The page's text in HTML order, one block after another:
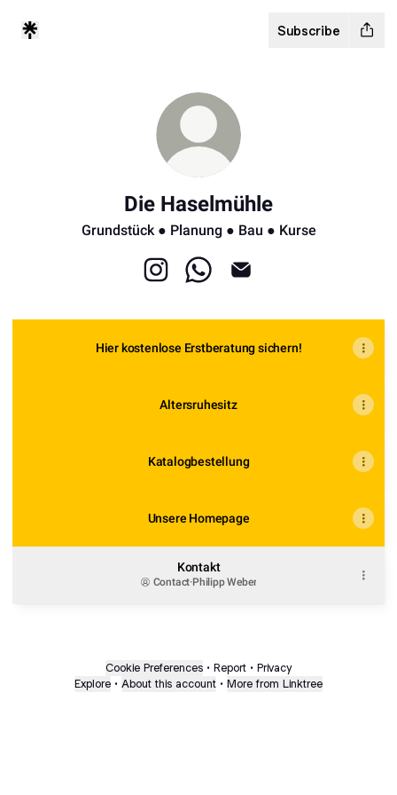
Subscribe
Die Haselmühle
Grundstück ● Planung ● Bau ● Kurse
Hier kostenlose Erstberatung sichern!
Altersruhesitz
Katalogbestellung
Unsere Homepage
Kontakt
Contact·Philipp Weber
Cookie Preferences • Report • Privacy
Explore • About this account • More from Linktree